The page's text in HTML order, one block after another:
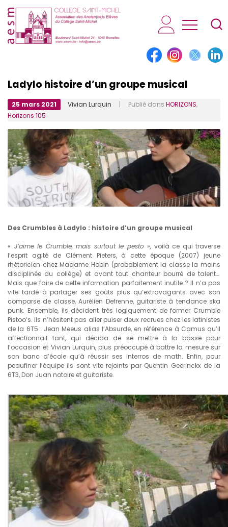
AESM...
Ladylo histoire d’un groupe musical
25 mars 2021 Vivian Lurquin | Publié dans HORIZONS,
Horizons 105
Des Crumbles à Ladylo : histoire d’un groupe musical
« J’aime le Crumble, mais surtout le pesto », voilà ce qui traverse
l’esprit agité de Clément Pieters, à cette époque (2007) jeune
rhétoricien chez Madame Hobin (probablement la classe la moins
disciplinée du collège) et avant tout chanteur bourré de talent…
Mais que faire de cette information parfaitement inutile ? Il n’a pas
vite tardé à partager ses goûts plus qu’extravagants avec son
comparse de classe, Aurélien Defrenne, guitariste à tendance ska
punk. Ensemble, ils décident très logiquement de former Crumble
Pistoo’s. Ils n’hésitent pas aller puiser deux recrues chez les latinistes
de la 6T5 : Jean Meeus alias l’Absurde, en référence à Camus qu’il
affectionnait tant, qui décida de se mettre à la basse pour
l’occasion et Vivian Lurquin, plus préoccupé à battre la mesure sur
son banc d’école qu’à réussir ses interros de math. Enfin, pour
peaufiner l’équipe ils sont vite rejoints par Quentin Geerinckx de la
6T3, Don Juan notoire et guitariste.